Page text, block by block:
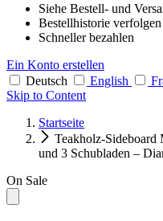
Siehe Bestell- und
Bestellhistorie verfolgen
Schneller bezahlen
Ein Konto erstellen
Deutsch
English
Skip to Content
Startseite
Teakholz-Sideboard
und 3 Schubladen –
On Sale